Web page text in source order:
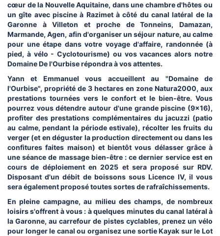
cœur de la Nouvelle Aquitaine, dans une chambre d'hôtes ou
un gîte avec piscine à Razimet à côté du canal latéral de la
Garonne à Villeton et proche de Tonneins, Damazan,
Marmande, Agen, afin d'organiser un séjour nature, au calme
pour une étape dans votre voyage d'affaire, randonnée (à
pied, à vélo - Cyclotourisme) ou vos vacances alors notre
Domaine De l'Ourbise répondra à vos attentes.
Yann et Emmanuel vous accueillent au "Domaine de
l'Ourbise", propriété de 3 hectares en zone Natura2000, aux
prestations tournées vers le confort et le bien-être. Vous
pourrez vous détendre autour d'une grande piscine (9x16),
profiter des prestations complémentaires du jacuzzi (patio
au calme, pendant la période estivale), récolter les fruits du
verger (et en déguster la production directement ou dans les
confitures faites maison) et bientôt vous délasser grâce à
une séance de massage bien-être : ce dernier service est en
cours de déploiement en 2025 et sera proposé sur RDV.
Disposant d'un débit de boissons sous Licence IV, il vous
sera également proposé toutes sortes de rafraîchissements.
En pleine campagne, au milieu des champs, de nombreux
loisirs s'offrent à vous : à quelques minutes du canal latéral à
la Garonne, au carrefour de pistes cyclables, prenez un vélo
pour longer le canal ou organisez une sortie Kayak sur le Lot